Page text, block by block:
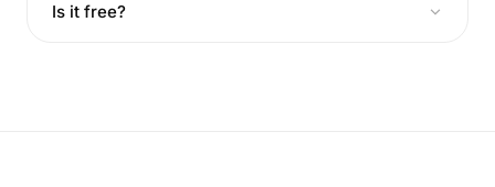
Is it free?